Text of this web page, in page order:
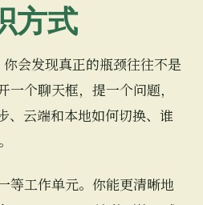
方式
会发现真正的瓶颈往往不是
个聊天框，提一个问题，
、云端和本地如何切换、谁
工作单元。你能更清晰地